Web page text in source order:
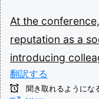
At the conference,
reputation as a
introducing
翻訳する
聞き取れるようにな